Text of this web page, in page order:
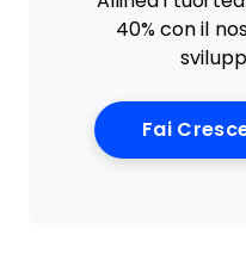
40% con il
Fai